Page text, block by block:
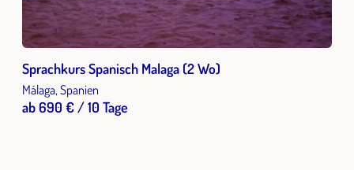
Sprachkurs Spanisch Malaga (2 Wo)
Málaga, Spanien
ab 690 € / 10 Tage